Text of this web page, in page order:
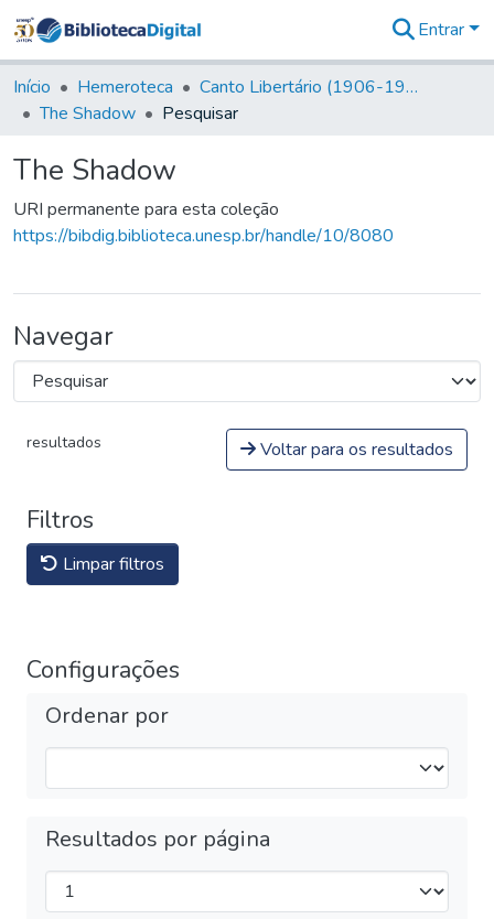
&
Coleções
Tudo na
Estatísticas
Entrar
Início Hemeroteca
Canto Libertário (1906-1995)
The Shadow
Pesquisar
The Shadow
URI permanente para esta coleção
https://bibdig.biblioteca.unesp.br/handle/10/8080
Navegar
resultados Voltar para os resultados
Filtros
Limpar filtros
Configurações
Ordenar por
Resultados por página